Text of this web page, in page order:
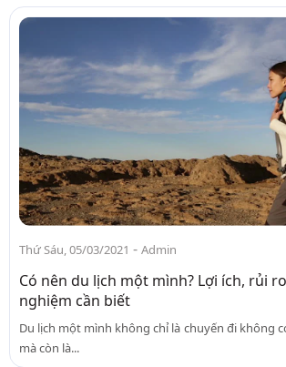
Thứ Sáu, 05/03/2021 - Admin
Có nên du lịch một mình? Lợi ích, rủi
nghiệm cần biết
Du lịch một mình không chỉ là chuyến đi không
mà còn là...